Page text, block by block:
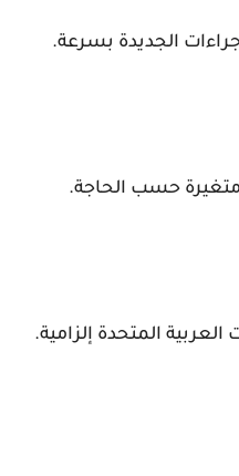
الجديدة بسرعة.
حسب الحاجة.
المتحدة إلزامية.